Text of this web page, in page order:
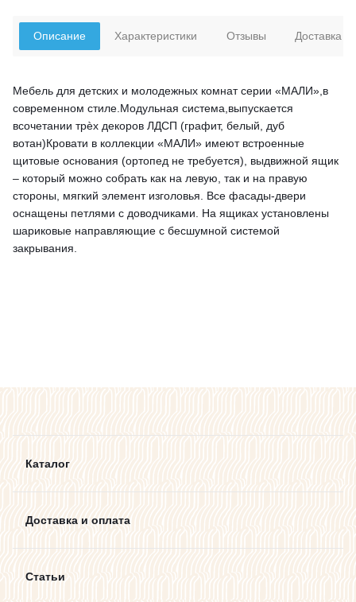
Описание
Мебель для детских и молодежных комнат серии «МАЛИ»,в
современном стиле.Модульная система,выпускается
всочетании трѐх декоров ЛДСП (графит, белый, дуб
вотан)Кровати в коллекции «МАЛИ» имеют встроенные
щитовые основания (ортопед не требуется), выдвижной ящик
– который можно собрать как на левую, так и на правую
стороны, мягкий элемент изголовья. Все фасады-двери
оснащены петлями с доводчиками. На ящиках установлены
шариковые направляющие с бесшумной системой
закрывания.
Характеристики Отзывы Доставка
Каталог
Доставка и оплата
Статьи